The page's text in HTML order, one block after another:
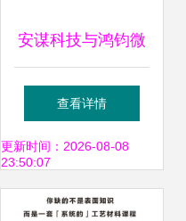
安谋科技与鸿钧微
电子携手 加速服务
器CPU产业与生态
落地的新篇章
查看详情
更新时间：2026-08-08
23:50:07